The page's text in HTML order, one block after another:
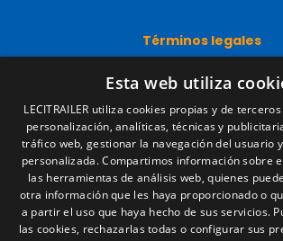
Términos legales
Política de privacidad
Política de cookies
Condiciones generales de
Gestionar cookies
Contacto
Camino de los Huertos, S/N.
Esta web utiliza
LECITRAILER utiliza cookies propias y de
personalización, analíticas, técnicas y
tráfico web, gestionar la navegación del usuario
personalizada. Compartimos información sobre
las herramientas de análisis web, quienes
otra información que les haya proporcionado o
a partir el uso que haya hecho de sus servicios.
las cookies, rechazarlas todas o configurar sus